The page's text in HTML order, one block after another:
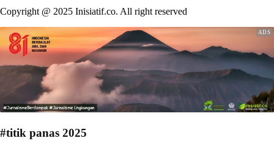
Copyright @ 2025 Inisiatif.co. All right reserved
#titik panas 2025